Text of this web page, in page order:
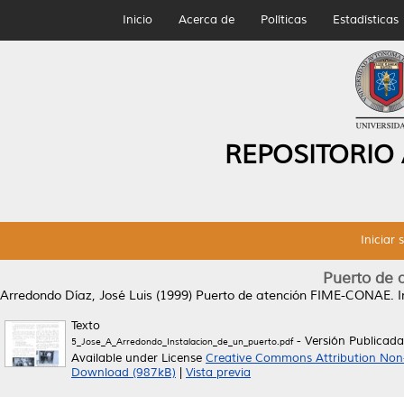
Inicio Acerca de Políticas Estadísticas
Iniciar
Puerto de
Arredondo Díaz, José Luis (1999) Puerto de atención FIME-CONAE.
Texto
5_Jose_A_Arredondo_Instalacion_de_un_puerto.pdf- Versión Publicada
Available under License Creative Commons Attribution
Download (987kB)
Vista previa